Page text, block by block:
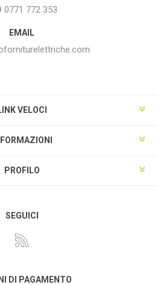
0771 772 353
EMAIL
VELOCI
PROFILO
SEGUICI
DI PAGAMENTO